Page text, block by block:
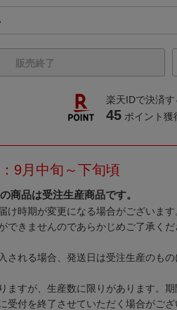
販売終了
楽天IDで決済す
45 ポイント獲
9月中旬～下旬頃
商品は受注生産商品です。
け時期が変更になる場合がございます
できませんのであらかじめご了承くだ
される場合、発送日は受注生産のもの
ますが、生産数に限りがあります。期
受付を終了させていただく場合がござ